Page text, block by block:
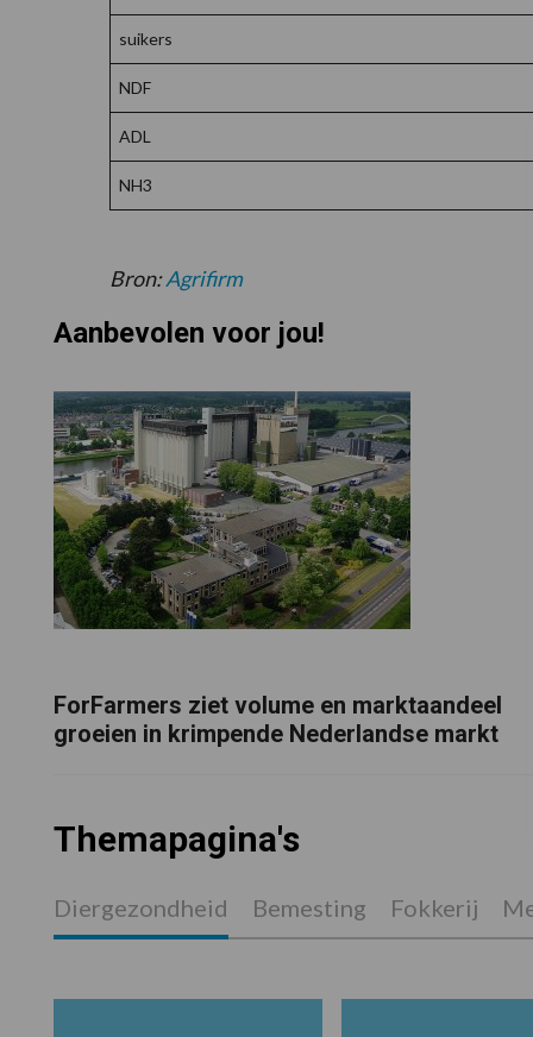
suikers
NDF
ADL
NH3
Bron:Agrifirm
Aanbevolen voor jou!
ForFarmers ziet volume en marktaandeel
groeien in krimpende Nederlandse markt
Themapagina's
Diergezondheid Bemesting Fokkerij